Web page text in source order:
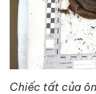
Chiếc tất của